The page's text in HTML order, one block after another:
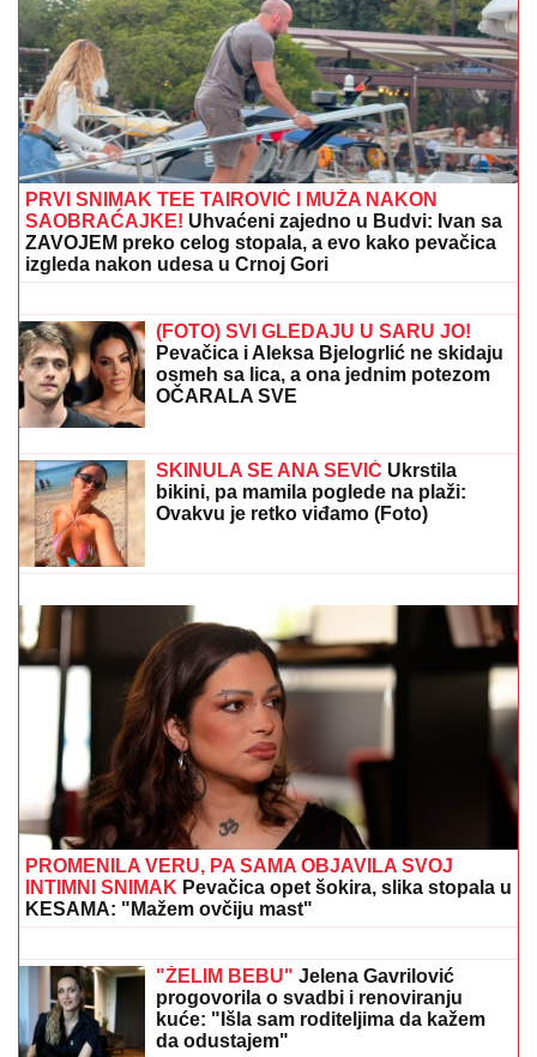
PRVI SNIMAK TEE TAIROVIĆ I MUŽA NAKON
SAOBRAĆAJKE! Uhvaćeni zajedno u Budvi: Ivan sa
ZAVOJEM preko celog stopala, a evo kako pevačica
izgleda nakon udesa u Crnoj Gori
korak od MONAŠTVA, a onda se desio
SUDBONOSNI PREOKRET - Branka je
njegova PRAVA LJUBAV!
osmeh sa lica, a ona jednim potezom
OČARALA SVE
Zvezda Intera pohvalio reprezentativca Srbije: Bolje
razume fudbal, ali ima još da uči!
SKINULA SE ANA SEVIĆ
bikini, pa mamila poglede na plaži:
Ovakvu je retko viđamo (Foto)
(FOTO) MILICU VELIČKOVIĆ
ZADESILA NOVA NEPRIJATNOST NA
ADI BOJANIProlazi kroz agoniju,
oglasila se i otkrila šta se dešava
nakon haosa sa Terzom